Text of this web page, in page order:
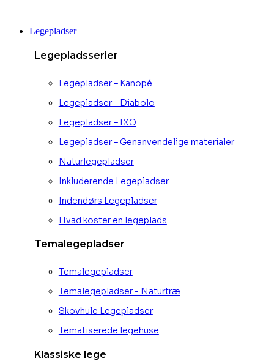
indholdLegepladser
Legepladsserier
Legepladser – Kanopé
Legepladser – Diabolo
Legepladser – IXO
Legepladser – Genanvendelige materialer
Naturlegepladser
Inkluderende Legepladser
Indendørs Legepladser
Hvad koster en legeplads
Temalegepladser
Temalegepladser
Temalegepladser - Naturtræ
Skovhule Legepladser
Tematiserede legehuse
Klassiske lege